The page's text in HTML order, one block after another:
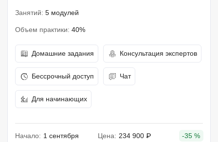
Занятий: 5 модулей
Объем практики: 40%
Домашние задания Консультация экспертов
Бессрочный доступ Чат
Для начинающих
Начало: 1 сентября Цена: 234 900 ₽ -35 %